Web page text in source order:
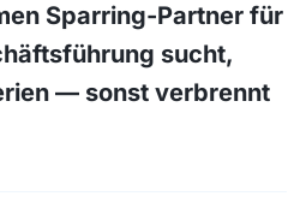
Sparring-Partner für
sucht,
— sonst verbrennt